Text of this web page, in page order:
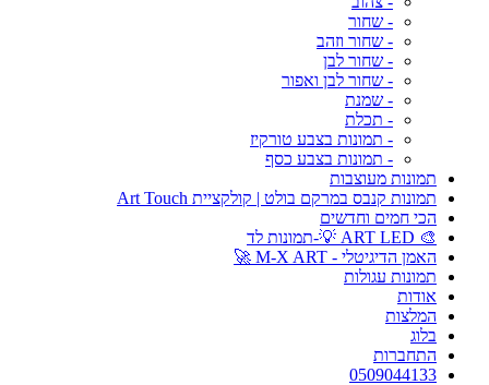
- שחור
- שחור וזהב
- שחור לבן
- שחור לבן ואפור
- שמנת
- תכלת
- תמונות בצבע טורקיז
- תמונות בצבע כסף
תמונות מעוצבות
תמונות קנבס במרקם בולט | קולקציית Art Touch
הכי חמים וחדשים
🎨 ART LED 💡-תמונות לד
האמן הדיגיטלי - M-X ART 🚀
תמונות עגולות
אודות
המלצות
בלוג
התחברות
0509044133